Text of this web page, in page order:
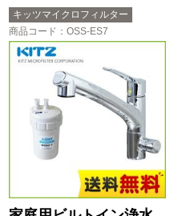
キッツマイクロフィルター
商品コード ：OSS-ES7